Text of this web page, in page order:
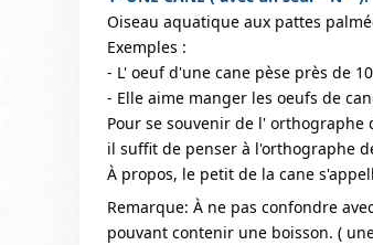
Oiseau aquatique aux pattes
Exemples :
- L' oeuf d'une cane pèse près de
- Elle aime manger les oeufs de
Pour se souvenir de l' orthographe
il suffit de penser à l'orthographe
À propos, le petit de la cane
Remarque: À ne pas confondre
pouvant contenir une boisson. (